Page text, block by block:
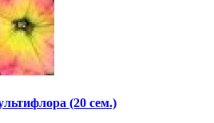
(20 сем.)